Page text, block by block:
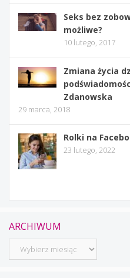
Seks bez
możliwe?
10 lutego, 2017
Zmiana życia
Zdanowska
29 marca, 2018
Rolki na
23 lutego, 2022
ARCHIWUM
Archiwum